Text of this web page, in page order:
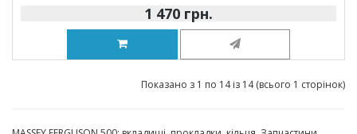
1 470 грн.
Показано з 1 по 14 із 14 (всього 1 сторінок)